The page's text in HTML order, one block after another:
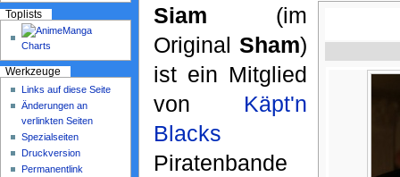
Siam (im
Original Sham)
ist ein Mitglied
von Käpt'n
Blacks
Piratenbande
Toplists
Werkzeuge
Links auf diese Seite
Änderungen an
verlinkten Seiten
Spezialseiten
Druckversion
Permanentlink